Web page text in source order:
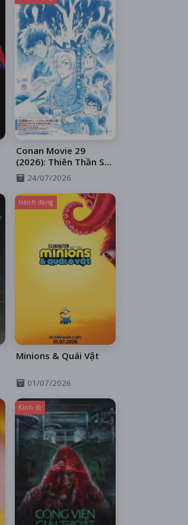
Conan Movie 29
(2026): Thiên Thần Sa
Ngã Trên Xa Lộ
24/07/2026
Hành động
Minions & Quái Vật
01/07/2026
Kinh dị